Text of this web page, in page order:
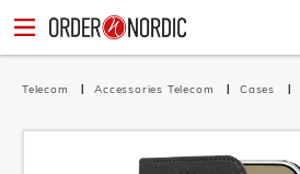
Telecom Accessories Telecom Cases